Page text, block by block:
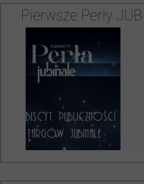
Pierwsze Perły